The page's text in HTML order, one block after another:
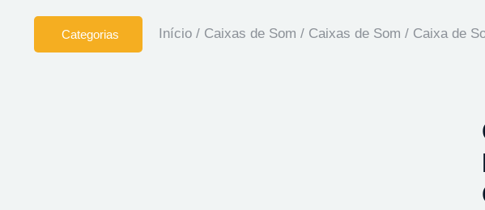
Categorias Início/ Caixas de Som / Caixas de Som / Caixa de